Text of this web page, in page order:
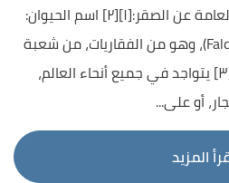
فيما يلي بعض المعلومات العامة عن الصقر:[١][٢] اسم الحيوان:
الصقر، والاسم العلمي له (Falco)، وهو من الفقاريات، من شعبة
الحبليات، وعائلة الأشبوريات،[٣] يتواجد في جميع أنحاء العالم،
أو على...
المزيد